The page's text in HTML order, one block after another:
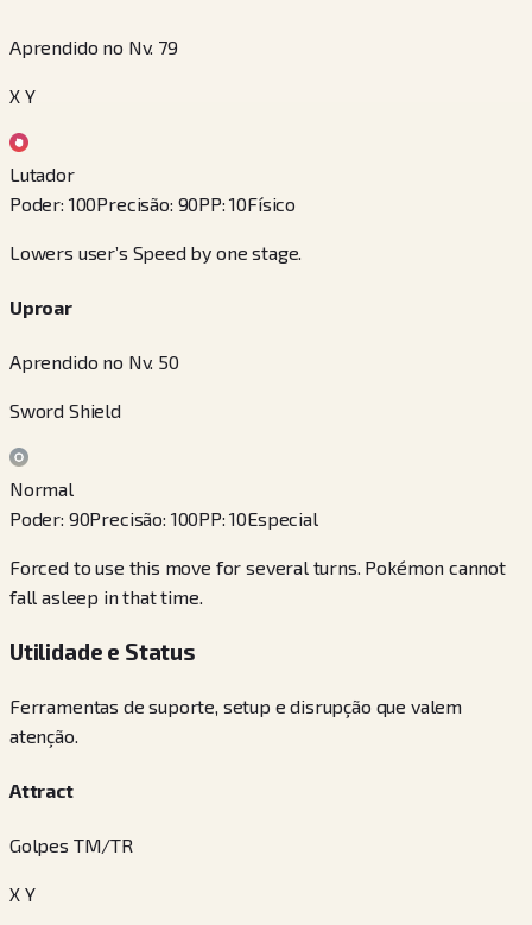
Aprendido no Nv. 79
X Y
Lutador
Poder: 100Precisão: 90PP:10Físico
Lowers user’s Speed by one stage.
Uproar
Aprendido no Nv. 50
Sword Shield
Normal
Poder: 90Precisão: 100PP:10Especial
Forced to use this move for several turns. Pokémon cannot
fall asleep in that time.
Utilidade e Status
Ferramentas de suporte, setup e disrupção que valem
atenção.
Attract
Golpes TM/TR
X Y